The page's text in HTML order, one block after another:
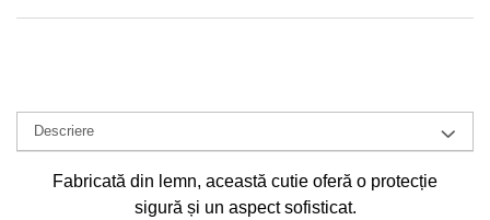
Descriere
Fabricată din lemn, această cutie oferă o protecție
sigură și un aspect sofisticat.